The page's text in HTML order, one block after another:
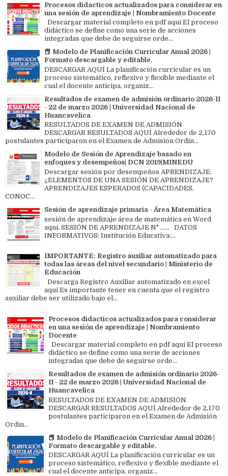
Procesos didacticos actualizados para considerar en
una sesión de aprendizaje | Nombramiento Docente
Descargar material completo en pdf aquí El proceso
didáctico se define como una serie de acciones
integradas que debe de seguirse orde...
📕 Modelo de Planificación Curricular Anual 2026 |
Formato descargable y editable.
DESCARGAR AQUÍ La planificación curricular es un
proceso sistemático, reflexivo y flexible mediante el
cual el docente anticipa, organiz...
Resultados de examen de admisión ordinario 2026-II
- 22 de marzo 2026 | Universidad Nacional de
Huancavelica
RESULTADOS DE EXAMEN DE ADMISIÓN
DESCARGAR RESULTADOS AQUÍ Alrededor de 2,170
postulantes participaron en el Examen de Admisión Ordin...
Modelo de Sesión de Aprendizaje basado en
enfoques y desempeños| DCN 2019|MINEDU
Descargar sesión por desempeños APRENDIZAJE:
¿ELEMENTOS DE UNA SESIÓN DE APRENDIZAJE?
APRENDIZAJES ESPERADOS (CAPACIDADES,
CONOC...
Sesión de aprendizaje primaria - Área Matemática
sesión de aprendizaje área de matemática en Word
aquí. SESIÓN DE APRENDIZAJE N° ...... DATOS
INFORMATIVOS: Institución Educativa:...
IMPORTANTE: Registro auxiliar automatizado para
todas las áreas del nivel secundario | Ministerio de
Educación
Descarga Registro Auxiliar automatizado en excel
aqui Es importante tener en cuenta que el registro
auxiliar debe ser utilizado bajo el...
Procesos didacticos actualizados para considerar
en una sesión de aprendizaje | Nombramiento
Docente
Descargar material completo en pdf aquí El proceso
didáctico se define como una serie de acciones
integradas que debe de seguirse orde...
Resultados de examen de admisión ordinario 2026-
II - 22 de marzo 2026 | Universidad Nacional de
Huancavelica
RESULTADOS DE EXAMEN DE ADMISIÓN
DESCARGAR RESULTADOS AQUÍ Alrededor de 2,170
postulantes participaron en el Examen de Admisión
Ordin...
📕 Modelo de Planificación Curricular Anual 2026 |
Formato descargable y editable.
DESCARGAR AQUÍ La planificación curricular es un
proceso sistemático, reflexivo y flexible mediante el
cual el docente anticipa, organiz...